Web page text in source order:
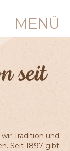
MENÜ
seit
Tradition und
Seit 1897 gibt